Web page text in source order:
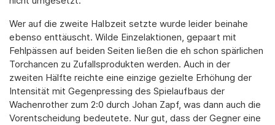
Wer auf die zweite Halbzeit setzte wurde leider beinahe
ebenso enttäuscht. Wilde Einzelaktionen, gepaart mit
Fehlpässen auf beiden Seiten ließen die eh schon spärlichen
Torchancen zu Zufallsprodukten werden. Auch in der
zweiten Hälfte reichte eine einzige gezielte Erhöhung der
Intensität mit Gegenpressing des Spielaufbaus der
Wachenrother zum 2:0 durch Johan Zapf, was dann auch die
Vorentscheidung bedeutete. Nur gut, dass der Gegner eine